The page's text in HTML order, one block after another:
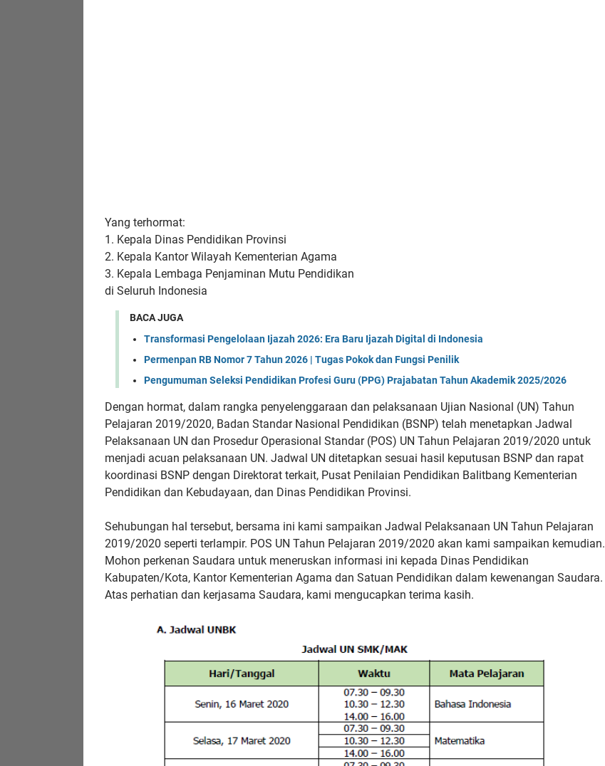
Yang terhormat:
1. Kepala Dinas Pendidikan Provinsi
2. Kepala Kantor Wilayah Kementerian Agama
3. Kepala Lembaga Penjaminan Mutu Pendidikan
di Seluruh Indonesia
BACA JUGA
Transformasi Pengelolaan Ijazah 2026: Era Baru Ijazah Digital di Indonesia
Permenpan RB Nomor 7 Tahun 2026 | Tugas Pokok dan Fungsi Penilik
Pengumuman Seleksi Pendidikan Profesi Guru (PPG) Prajabatan Tahun Akademik 2025/2026
Dengan hormat, dalam rangka penyelenggaraan dan pelaksanaan Ujian Nasional (UN) Tahun
Pelajaran 2019/2020, Badan Standar Nasional Pendidikan (BSNP) telah menetapkan Jadwal
Pelaksanaan UN dan Prosedur Operasional Standar (POS) UN Tahun Pelajaran 2019/2020 untuk
menjadi acuan pelaksanaan UN. Jadwal UN ditetapkan sesuai hasil keputusan BSNP dan rapat
koordinasi BSNP dengan Direktorat terkait, Pusat Penilaian Pendidikan Balitbang Kementerian
Pendidikan dan Kebudayaan, dan Dinas Pendidikan Provinsi.
Sehubungan hal tersebut, bersama ini kami sampaikan Jadwal Pelaksanaan UN Tahun Pelajaran
2019/2020 seperti terlampir. POS UN Tahun Pelajaran 2019/2020 akan kami sampaikan kemudian.
Mohon perkenan Saudara untuk meneruskan informasi ini kepada Dinas Pendidikan
Kabupaten/Kota, Kantor Kementerian Agama dan Satuan Pendidikan dalam kewenangan Saudara.
Atas perhatian dan kerjasama Saudara, kami mengucapkan terima kasih.